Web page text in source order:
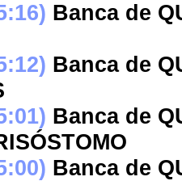
Banca de
Banca de
Banca de
Banca de